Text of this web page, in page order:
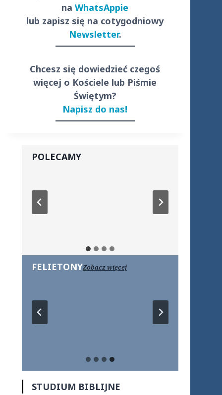
naWhatsAppie
lub zapisz się na cotygodniowy
Newsletter.
Chcesz się dowiedzieć czegoś
więcej o Kościele lub Piśmie
Świętym?
Napisz do nas!
POLECAMY
FELIETONYZobacz więcej
STUDIUM BIBLIJNE